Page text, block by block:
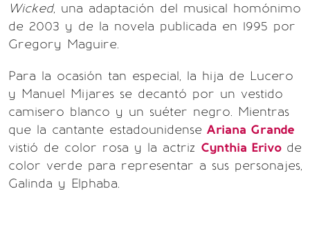
Wicked, una adaptación del musical homónimo
de 2003 y de la novela publicada en 1995 por
Gregory Maguire.
Para la ocasión tan especial, la hija de Lucero
y Manuel Mijares se decantó por un vestido
camisero blanco y un suéter negro. Mientras
que la cantante estadounidense Ariana Grande
vistió de color rosa y la actriz Cynthia Erivo de
color verde para representar a sus personajes,
Galinda y Elphaba.